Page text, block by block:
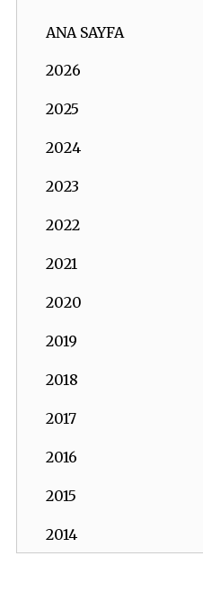
ANA SAYFA
2026
2025
2024
2023
2022
2021
2020
2019
2018
2017
2016
2015
2014